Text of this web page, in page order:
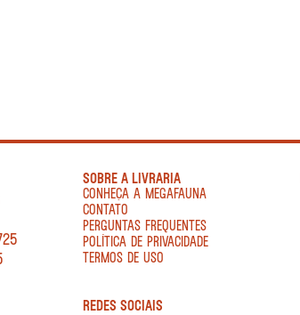
SOBRE A LIVRARIA
CONHEÇA A MEGAFAUNA
CONTATO
PERGUNTAS FREQUENTES
POLÍTICA DE PRIVACIDADE
TERMOS DE USO
REDES SOCIAIS